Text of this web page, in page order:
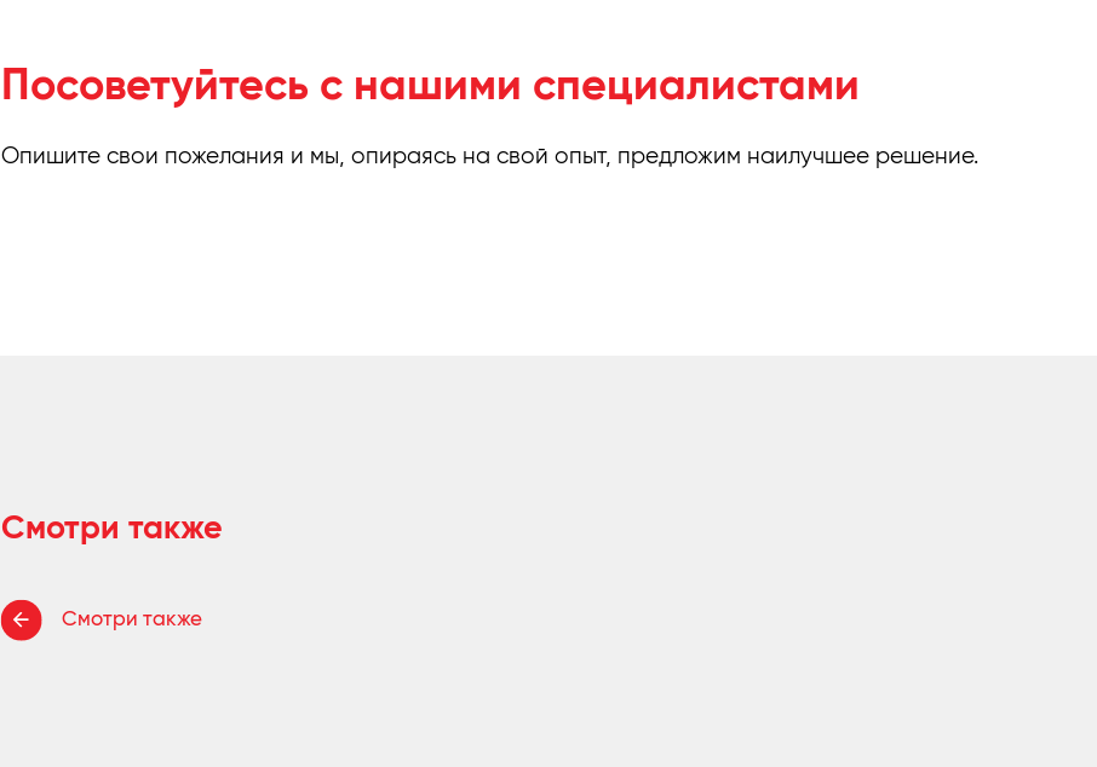
Посоветуйтесь с нашими специалистами
Опишите свои пожелания и мы, опираясь на свой опыт, предложим наилучшее решение.
Смотри также
Смотри также